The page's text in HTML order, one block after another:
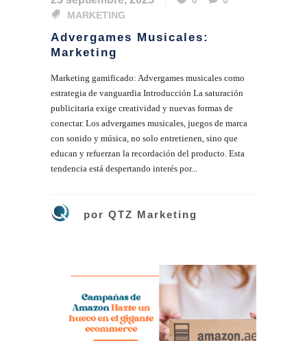
MARKETING
Advergames Musicales:
Marketing
Marketing gamificado: Advergames musicales como
estrategia de vanguardia Introducción La saturación
publicitaria exige creatividad y nuevas formas de
conectar. Los advergames musicales, juegos de marca
con sonido y música, no solo entretienen, sino que
educan y refuerzan la recordación del producto. Esta
tendencia está despertando interés por...
por QTZ Marketing